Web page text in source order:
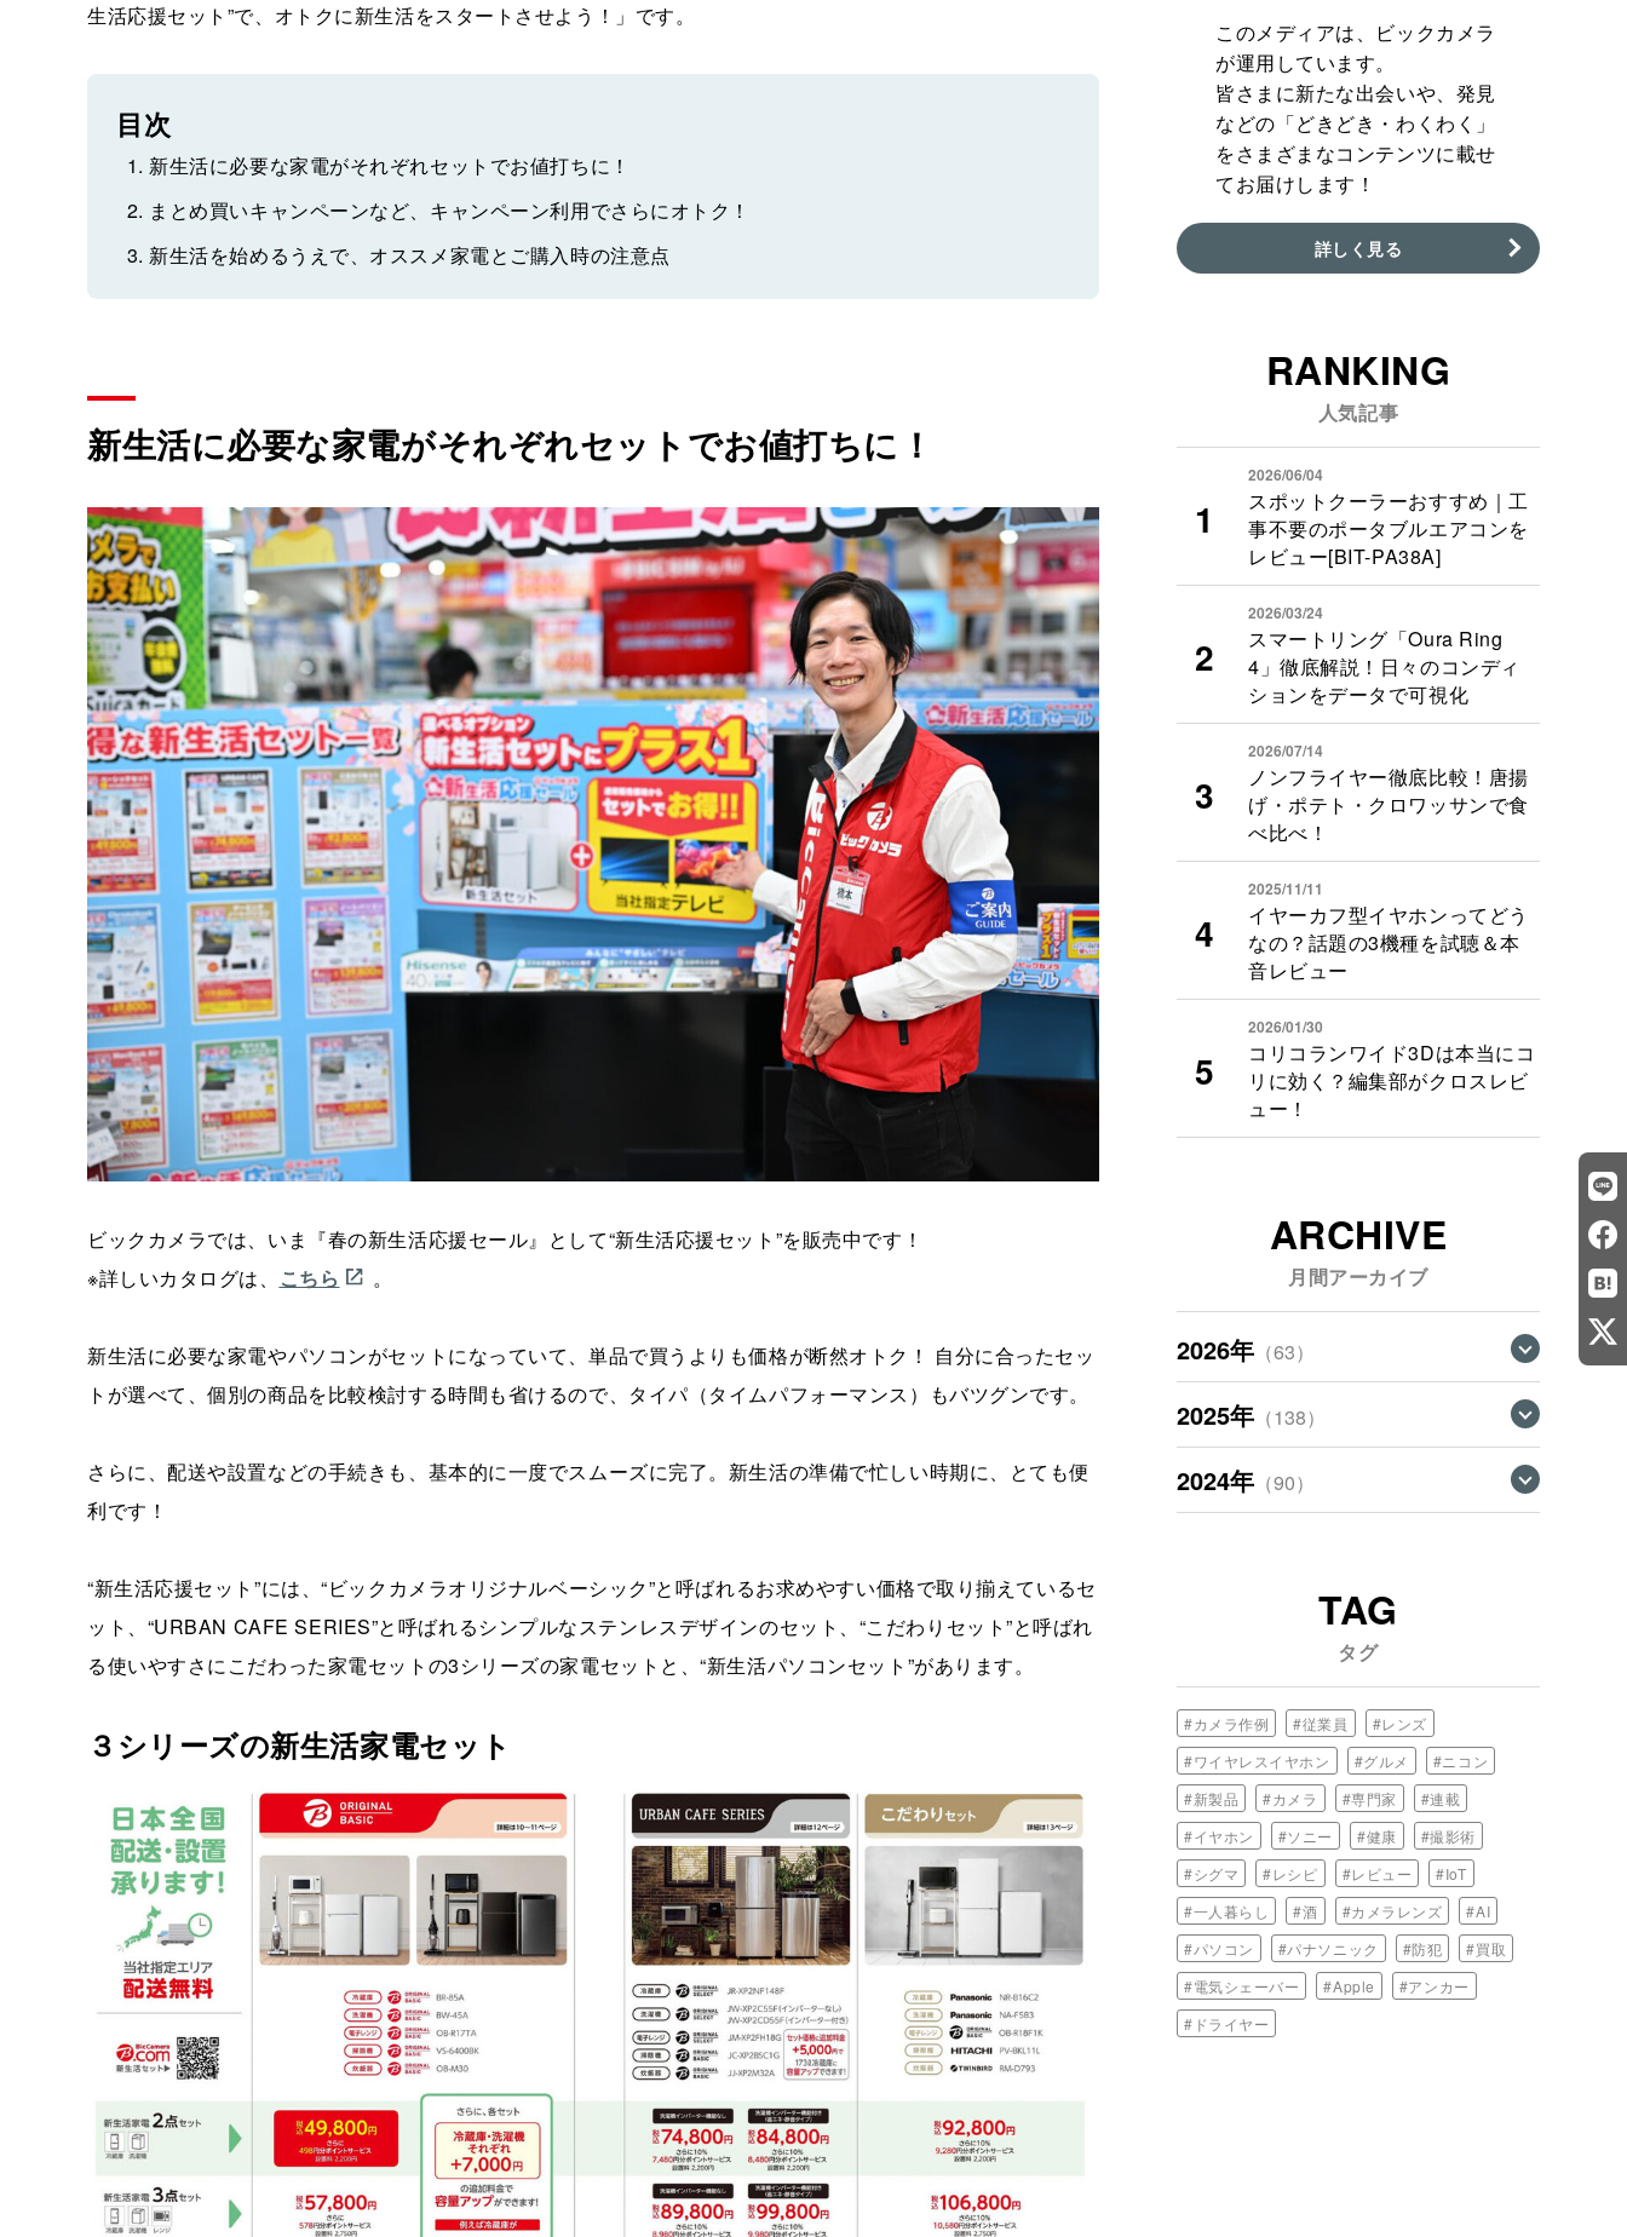
生活応援セット”で、オトクに新生活をスタートさせよう！」です。
目次
新生活に必要な家電がそれぞれセットでお値打ちに！
まとめ買いキャンペーンなど、キャンペーン利用でさらにオトク！
新生活を始めるうえで、オススメ家電とご購入時の注意点
新生活に必要な家電がそれぞれセットでお値打ちに！
ビックカメラでは、いま『春の新生活応援セール』として“新生活応援セット”を販売中です！
※詳しいカタログは、
こちら 。
新生活に必要な家電やパソコンがセットになっていて、単品で買うよりも価格が断然オトク！ 自分に合ったセッ
トが選べて、個別の商品を比較検討する時間も省けるので、タイパ（タイムパフォーマンス）もバツグンです。
さらに、配送や設置などの手続きも、基本的に一度でスムーズに完了。新生活の準備で忙しい時期に、とても便
利です！
“新生活応援セット”には、“ビックカメラオリジナルベーシック”と呼ばれるお求めやすい価格で取り揃えているセ
ット、“URBAN CAFE SERIES”と呼ばれるシンプルなステンレスデザインのセット、“こだわりセット”と呼ばれ
る使いやすさにこだわった家電セットの3シリーズの家電セットと、“新生活パソコンセット”があります。
３シリーズの新生活家電セット
このメディアは、ビックカメラ
が運用しています。
皆さまに新たな出会いや、発見
などの「どきどき・わくわく」
をさまざまなコンテンツに載せ
てお届けします！
詳しく見る
RANKING
人気記事
2026/06/04
スポットクーラーおすすめ｜工
事不要のポータブルエアコンを
レビュー[BIT-PA38A]
2026/03/24
スマートリング「Oura Ring
4」徹底解説！日々のコンディ
ションをデータで可視化
2026/07/14
ノンフライヤー徹底比較！唐揚
げ・ポテト・クロワッサンで食
べ比べ！
2025/11/11
イヤーカフ型イヤホンってどう
なの？話題の3機種を試聴＆本
音レビュー
2026/01/30
コリコランワイド3Dは本当にコ
リに効く？編集部がクロスレビ
ュー！
ARCHIVE
月間アーカイブ
2026年 （63）
2025年 （138）
2024年 （90）
TAG
タグ
#カメラ作例 #従業員
#レンズ
#ワイヤレスイヤホン
#グルメ
#ニコン
#新製品
#カメラ #専門家
#連載
#イヤホン
#ソニー #健康
#撮影術
#シグマ
#レシピ #レビュー
#IoT
#一人暮らし
#酒 #カメラレンズ
#AI
#パソコン
#パナソニック #防犯
#買取
#電気シェーバー
#Apple
#アンカー
#ドライヤー